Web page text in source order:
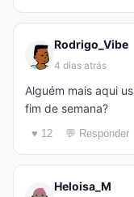
Rodrigo_Vibe
4 dias atrás
Alguém mais aqui
fim de semana?
♥ 12 💬 Responder
Heloisa_M